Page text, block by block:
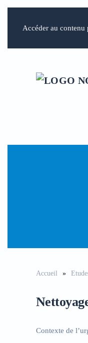
Accéder au contenu
Spécialiste du
logements
Accueil
Contexte de